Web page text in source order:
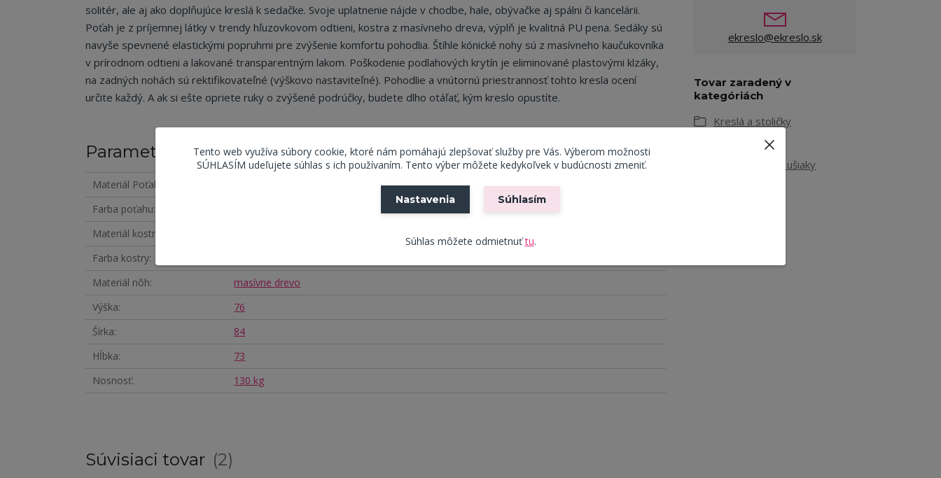
solitér, ale aj ako doplňujúce kreslá k sedačke. Svoje uplatnenie nájde v chodbe, hale, obývačke aj spálni či kancelárii.
Poťah je z príjemnej látky v trendy hľuzovkovom odtieni, kostra z masívneho dreva, výplň je kvalitná PU pena. Sedáky sú
navyše spevnené elastickými popruhmi pre zvýšenie komfortu pohodlia. Štíhle kónické nohy sú z masívneho kaučukovníka
v prírodnom odtieni a lakované transparentným lakom. Poškodenie podlahových krytín je eliminované plastovými klzáky,
na zadných nohách sú rektifikovateľné (výškovo nastaviteľné). Pohodlie a vnútornú priestrannosť tohto kresla ocení
určite každý. A ak si ešte opriete ruky o zvýšené podrúčky, budete dlho otáľať, kým kreslo opustíte.
Parametre
Materiál Poťahu
Farba poťahu
Materiál kostry
Farba kostry
Materiál nôh
masívne drevo
Výška
76
Šírka
84
Hĺbka
73
Nosnosť
130 kg
ekreslo@ekreslo.sk
Tovar zaradený v
kategóriách
Kreslá a stoličky
Pevné kreslá a ušiaky
Súvisiaci tovar 2
Tento web využíva súbory cookie, ktoré nám pomáhajú zlepšovať služby pre Vás. Výberom možnosti
SÚHLASÍM udeľujete súhlas s ich používaním. Tento výber môžete kedykoľvek v budúcnosti zmeniť.
Nastavenia Súhlasím
Súhlas môžete odmietnuťtu.